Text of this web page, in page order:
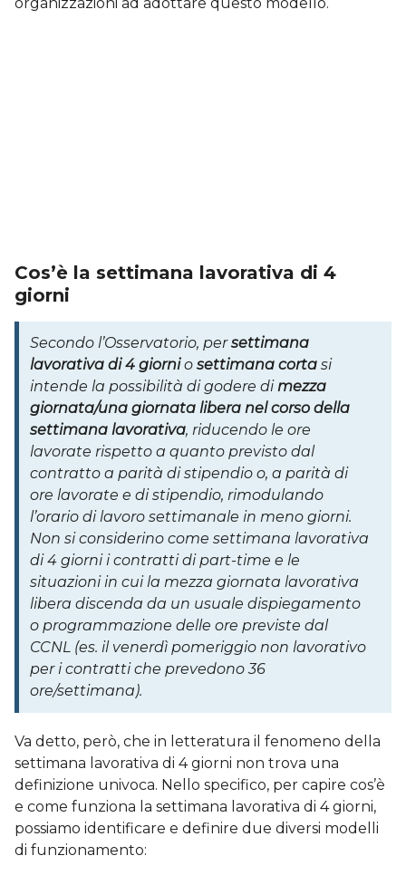
Cos’è la settimana lavorativa di 4
giorni
Secondo l’Osservatorio, persettimana
lavorativa di 4 giornio settimana corta si
intende la possibilità di godere di mezza
giornata/una giornata libera nel corso della
settimana lavorativa, riducendo le ore
lavorate rispetto a quanto previsto dal
contratto a parità di stipendio o, a parità di
ore lavorate e di stipendio, rimodulando
l’orario di lavoro settimanale in meno giorni.
Non si considerino come settimana lavorativa
di 4 giorni i contratti di part-time e le
situazioni in cui la mezza giornata lavorativa
libera discenda da un usuale dispiegamento
o programmazione delle ore previste dal
CCNL (es. il venerdì pomeriggio non lavorativo
per i contratti che prevedono 36
ore/settimana).
Va detto, però, che in letteratura il fenomeno della
settimana lavorativa di 4 giorni non trova una
definizione univoca. Nello specifico, per capire cos’è
e come funziona la settimana lavorativa di 4 giorni,
possiamo identificare e definire due diversi modelli
di funzionamento: